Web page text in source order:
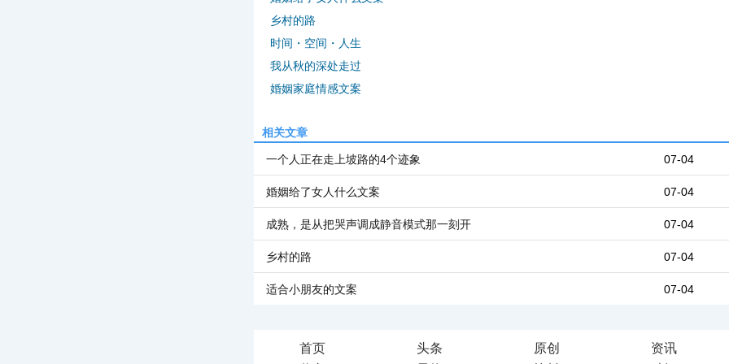
乡村的路
时间・空间・人生
我从秋的深处走过
婚姻家庭情感文案
相关文章
07-04
一个人正在走上坡路的4个迹象
07-04
婚姻给了女人什么文案
07-04
成熟，是从把哭声调成静音模式那一刻开
07-04
乡村的路
07-04
适合小朋友的文案
首页 头条 原创
资讯